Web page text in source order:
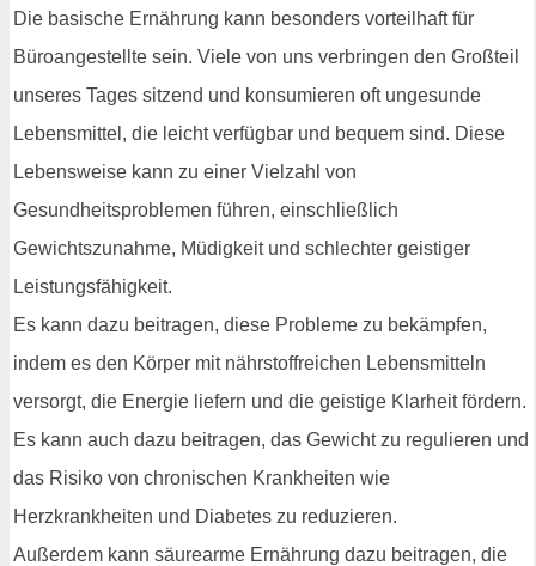
Die basische Ernährung kann besonders vorteilhaft für
Büroangestellte sein. Viele von uns verbringen den Großteil
unseres Tages sitzend und konsumieren oft ungesunde
Lebensmittel, die leicht verfügbar und bequem sind. Diese
Lebensweise kann zu einer Vielzahl von
Gesundheitsproblemen führen, einschließlich
Gewichtszunahme, Müdigkeit und schlechter geistiger
Leistungsfähigkeit.
Es kann dazu beitragen, diese Probleme zu bekämpfen,
indem es den Körper mit nährstoffreichen Lebensmitteln
versorgt, die Energie liefern und die geistige Klarheit fördern.
Es kann auch dazu beitragen, das Gewicht zu regulieren und
das Risiko von chronischen Krankheiten wie
Herzkrankheiten und Diabetes zu reduzieren.
Außerdem kann säurearme Ernährung dazu beitragen, die